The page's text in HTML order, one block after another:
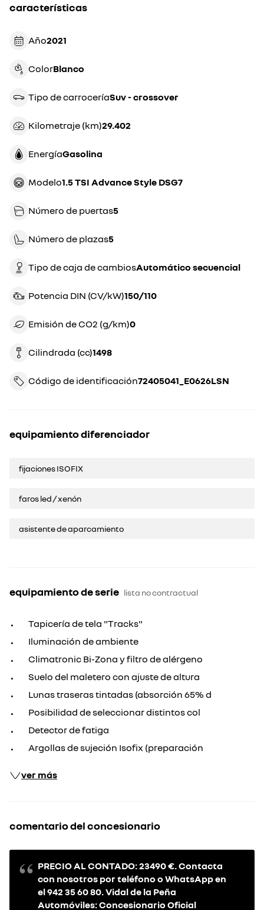
características
Año 2021
Color blanco
Tipo de carrocería suv - crossover
Kilometraje (km) 29.402
Energía gasolina
Modelo 1.5 TSI Advance Style DSG7
Número de puertas5
Número de plazas5
Tipo de caja de cambios automático secuencial
Potencia DIN (CV/kW) 150/110
Emisión de CO2 (g/km)0
Cilindrada (cc) 1498
Código de identificación 72405041_E0626LSN
equipamiento diferenciador
fijaciones ISOFIX
faros led / xenón
asistente de aparcamiento
equipamiento de serie lista no contractual
Tapicería de tela "Tracks"
Iluminación de ambiente
Climatronic Bi-Zona y filtro de alérgeno
Suelo del maletero con ajuste de altura
Lunas traseras tintadas (absorción 65% d
Posibilidad de seleccionar distintos col
Detector de fatiga
Argollas de sujeción Isofix (preparación
ver más
comentario del concesionario
PRECIO AL CONTADO: 23490 €. Contacta
con nosotros por teléfono o WhatsApp en
el 942 35 60 80. Vidal de la Peña
Automóviles: Concesionario Oficial